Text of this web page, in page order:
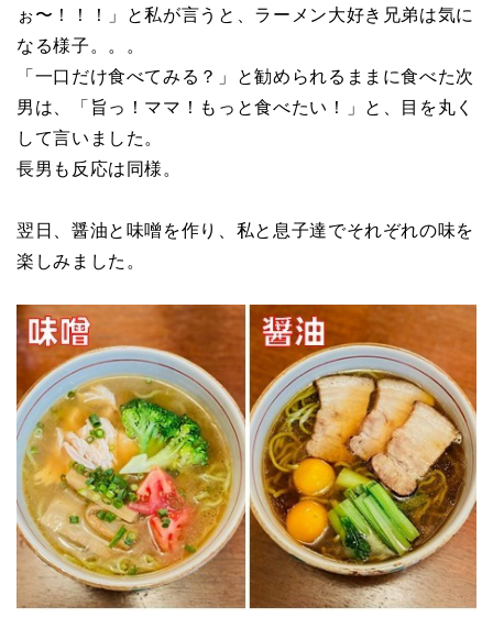
ぉ〜！！！」と私が言うと、ラーメン大好き兄弟は気に
なる様子。。。
「一口だけ食べてみる？」と勧められるままに食べた次
男は、「旨っ！ママ！もっと食べたい！」と、目を丸く
して言いました。
長男も反応は同様。
翌日、醤油と味噌を作り、私と息子達でそれぞれの味を
楽しみました。